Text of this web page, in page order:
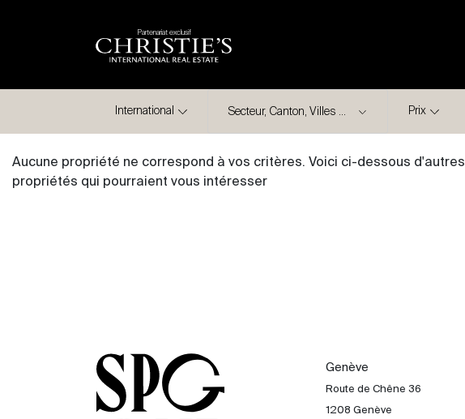
Partenariat exclusif
Acheter
International Prix
Aucune propriété ne correspond à vos critères. Voici ci-dessous d'autres
propriétés qui pourraient vous intéresser
Genève
Route de Chêne 36
1208 Genève